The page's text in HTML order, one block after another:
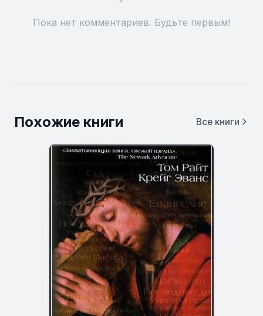
Пока нет комментариев. Будьте первым!
Похожие книги Все книги